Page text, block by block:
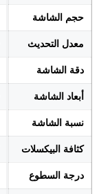
حجم الشاشة
معدل التحديث
دقة الشاشة
أبعاد الشاشة
نسبة الشاشة
كثافة البيكسلات
درجة السطوع